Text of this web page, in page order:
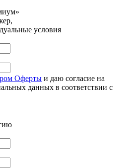
условия
Оферты и даю согласие на
данных в соответствии с